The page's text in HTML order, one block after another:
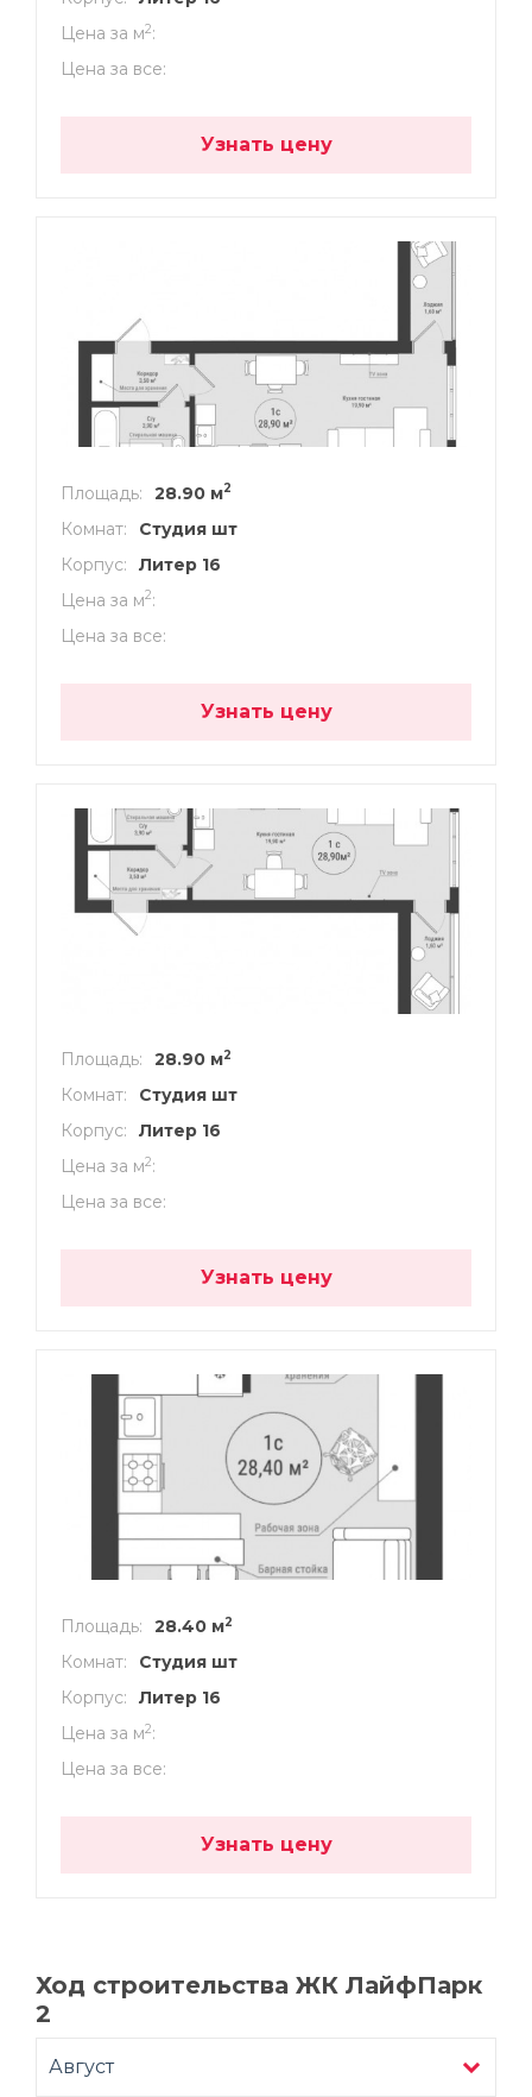
Цена за м2
Цена за все
Узнать цену
Площадь 28.90 м2
Комнат
Студия шт
Корпус
Литер 16
Цена за м2
Цена за все
Узнать цену
Площадь 28.90 м2
Комнат
Студия шт
Корпус
Литер 16
Цена за м2
Цена за все
Узнать цену
Площадь 28.40 м2
Комнат
Студия шт
Корпус
Литер 16
Цена за м2
Цена за все
Узнать цену
Ход строительства ЖК ЛайфПарк
2
Август